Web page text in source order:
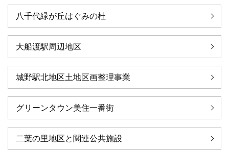
八千代緑が丘はぐみの杜
大船渡駅周辺地区
城野駅北地区土地区画整理事業
グリーンタウン美住一番街
二葉の里地区と関連公共施設